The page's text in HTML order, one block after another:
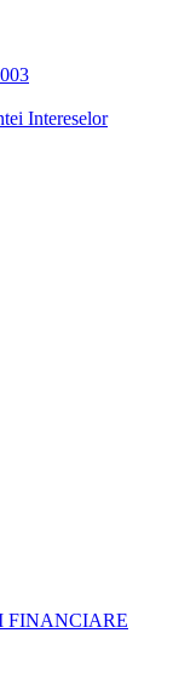
Intereselor
FINANCIARE